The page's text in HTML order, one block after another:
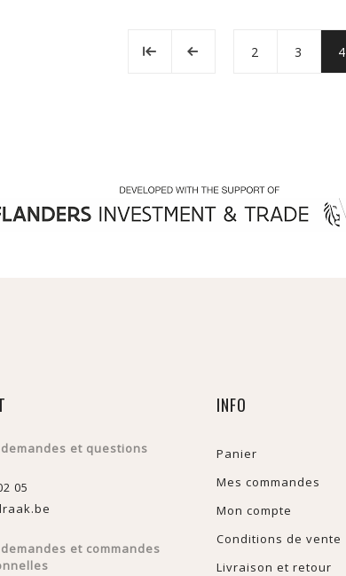
2 3 4
et questions
05
et commandes
INFO
Panier
Mes commandes
Mon compte
Conditions de vente
Livraison et retour